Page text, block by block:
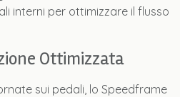
interni per ottimizzare il flusso
Ottimizzata
sui pedali, lo Speedframe